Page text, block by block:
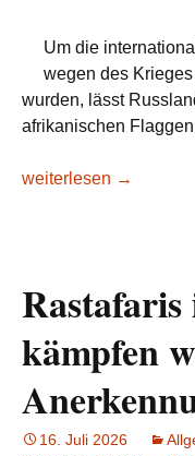
Um die
wegen des
wurden, lässt
afrikanischen
Russland führt unter
weiterlesen →
kämpfen
16. Juli 2026